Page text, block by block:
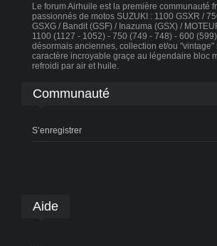
Le forum Airhuile est la première communauté
passionnés de motos SUZUKI : 1100 GSXR /
GSXG / Bandit (GSF) / Inazuma (GSX) /
1100 (1127 - 1052) - 750 (749 - 748) - 600
désormais anciennes, collection et/ou "vintage"
caractère incroyable graçe au légendaire bloc
refroidi par air et huile.
Communauté
S’enregistrer
Aide